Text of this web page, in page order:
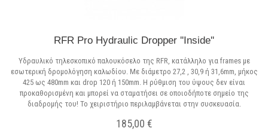
RFR Pro Hydraulic Dropper ''Inside''
Υδραυλικό τηλεσκοπικό παλουκόσελο της RFR, κατάλληλο για frames με
εσωτερική δρομολόγηση καλωδίου. Με διάμετρο 27,2 , 30,9 ή 31,6mm, μήκος
425 ως 480mm και drop 120 ή 150mm. Η ρύθμιση του ύψους δεν είναι
προκαθορισμένη και μπορεί να σταματήσει σε οποιοδήποτε σημείο της
διαδρομής του! Το χειριστήριο περιλαμβάνεται στην συσκευασία.
185,00 €